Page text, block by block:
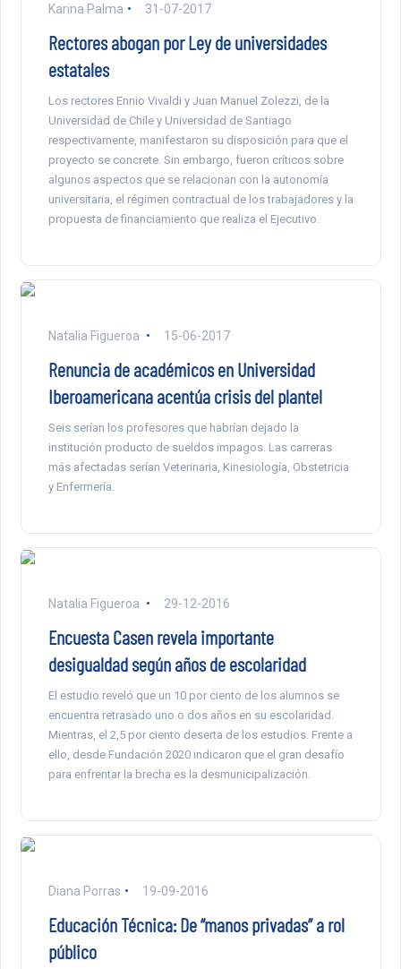
Karina Palma 31-07-2017
Rectores abogan por Ley de universidades
estatales
Los rectores Ennio Vivaldi y Juan Manuel Zolezzi, de la
Universidad de Chile y Universidad de Santiago
respectivamente, manifestaron su disposición para que el
proyecto se concrete. Sin embargo, fueron críticos sobre
algunos aspectos que se relacionan con la autonomía
universitaria, el régimen contractual de los trabajadores y la
propuesta de financiamiento que realiza el Ejecutivo.
Natalia Figueroa 15-06-2017
Renuncia de académicos en Universidad
Iberoamericana acentúa crisis del plantel
Seis serían los profesores que habrían dejado la
institución producto de sueldos impagos. Las carreras
más afectadas serían Veterinaria, Kinesiología, Obstetricia
y Enfermería.
Natalia Figueroa 29-12-2016
Encuesta Casen revela importante
desigualdad según años de escolaridad
El estudio reveló que un 10 por ciento de los alumnos se
encuentra retrasado uno o dos años en su escolaridad.
Mientras, el 2,5 por ciento deserta de los estudios. Frente a
ello, desde Fundación 2020 indicaron que el gran desafío
para enfrentar la brecha es la desmunicipalización.
Diana Porras 19-09-2016
Educación Técnica: De “manos privadas” a rol
público